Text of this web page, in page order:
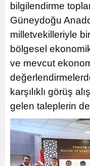
bilgilendirme
Güneydoğu
milletvekilleriyle
bölgesel
ve mevcut
karşılıklı görüş
gelen taleplerin